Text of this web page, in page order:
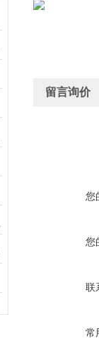
留言询价
您
您
联
常